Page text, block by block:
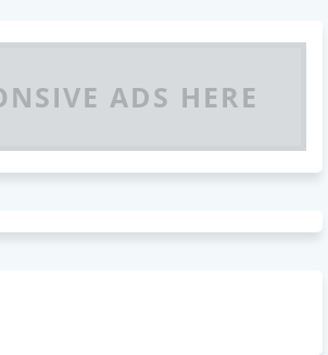
ADS HERE